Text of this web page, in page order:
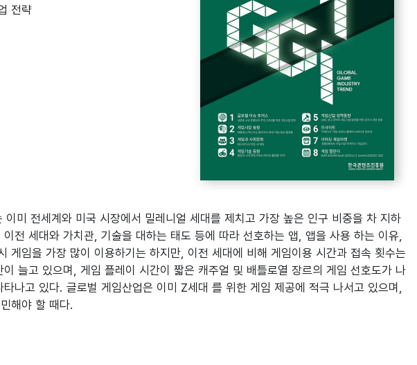
전략
미 전세계와 미국 시장에서 밀레니얼 세대를 제치고 가장 높은 인구 비중을 차 지하
전 세대와 가치관, 기술을 대하는 태도 등에 따라 선호하는 앱, 앱을 사용 하는 이유,
게임을 가장 많이 이용하기는 하지만, 이전 세대에 비해 게임이용 시간과 접속 횟수는
늘고 있으며, 게임 플레이 시간이 짧은 캐주얼 및 배틀로열 장르의 게임 선호도가 나
나고 있다. 글로벌 게임산업은 이미 Z세대 를 위한 게임 제공에 적극 나서고 있으며,
해야 할 때다.